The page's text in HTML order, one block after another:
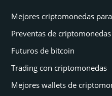
Mejores criptomonedas
Preventas de criptomonedas
Futuros de bitcoin
Trading con criptomonedas
Mejores wallets de